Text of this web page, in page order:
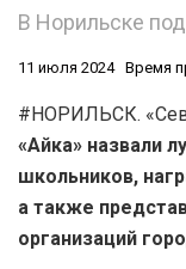
В Норильске
11 июля 2024 Время
#НОРИЛЬСК.
«Айка» назвали
школьников,
а также
организаций